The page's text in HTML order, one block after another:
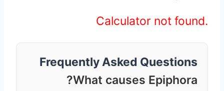
Calculator not found.
Frequently Asked Questions
What causes Epiphora?